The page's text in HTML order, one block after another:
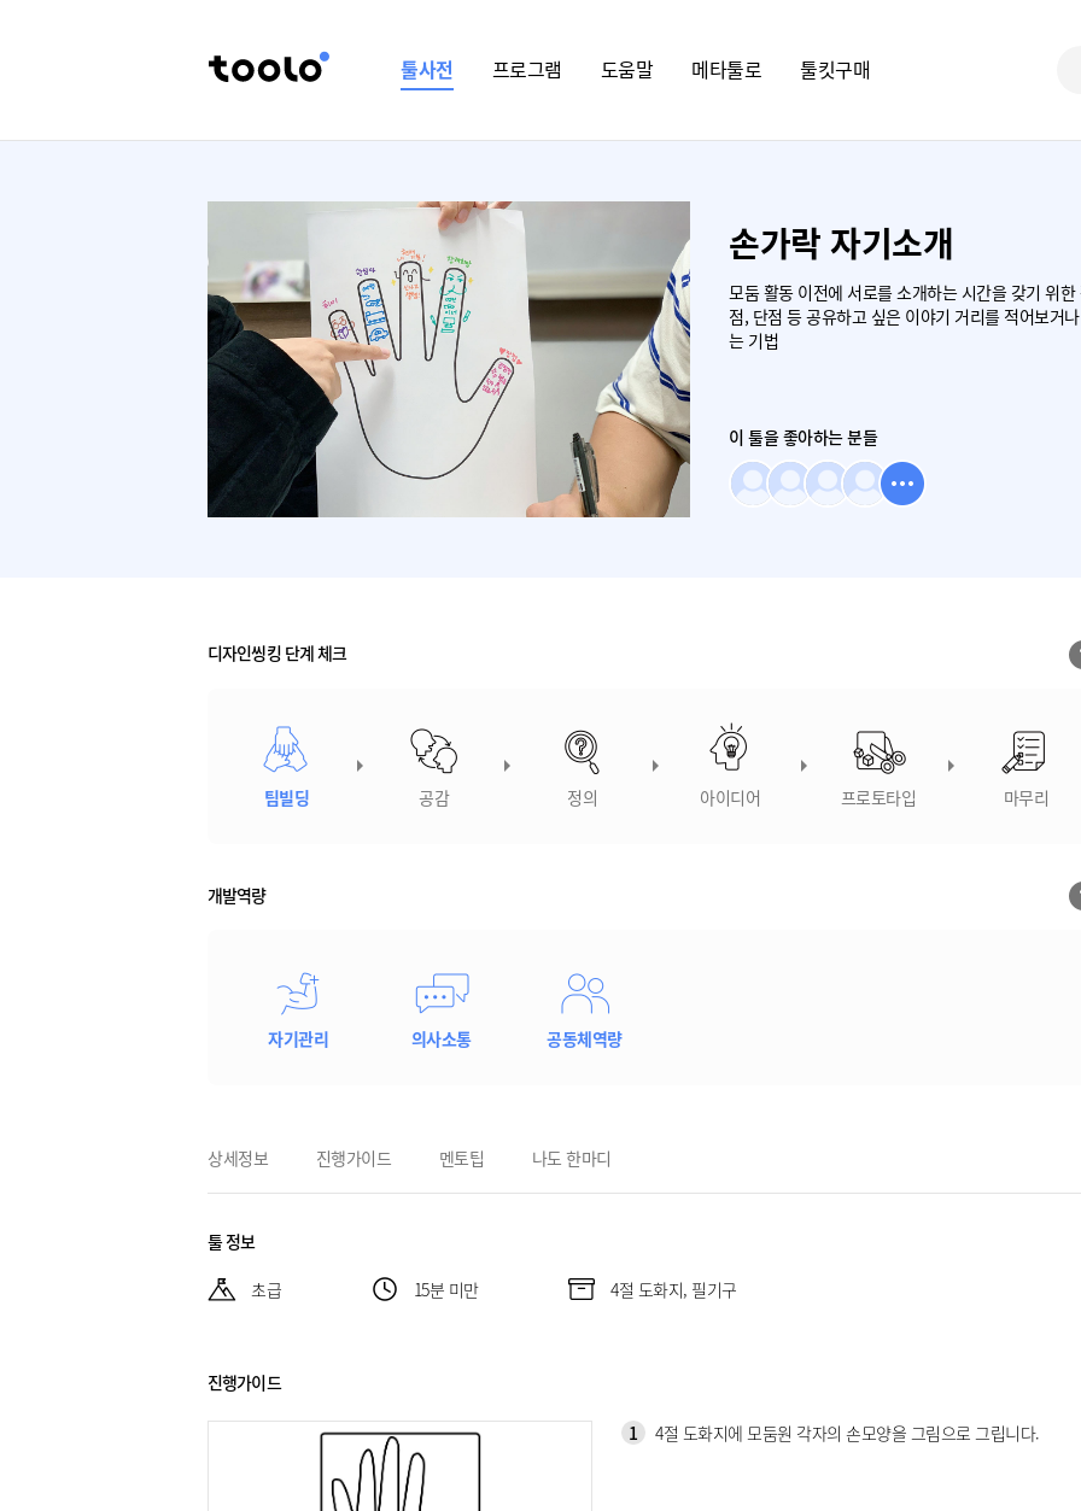
툴사전 프로그램 도움말 메타툴로 툴킷구매
손가락 자기소개
모둠 활동 이전에 서로를 소개하는 시간을 갖기 위
점, 단점 등 공유하고 싶은 이야기 거리를 적어보거
는 기법
이 툴을 좋아하는 분들
디자인씽킹 단계 체크
팀빌딩 공감 정의 아이디어 프로토타입 마무리
개발역량
자기관리 의사소통 공동체역량
상세정보 진행가이드 멘토팁 나도 한마디
툴 정보
초급
15분 미만 4절 도화지, 필기구
진행가이드
1 4절 도화지에 모둠원 각자의 손모양을 그림으로 그립니다.